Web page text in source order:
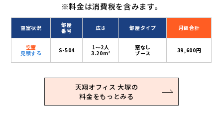
※料金は消費税を含みます。
空室状況
部屋
番号
広さ 部屋タイプ 月額合計
空室
見積する
S-504
1〜2人
3.20m2
窓なし
ブース
39,600円
天翔オフィス 大塚の
料金をもっとみる